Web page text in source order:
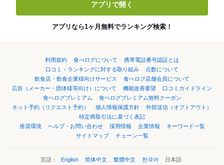
アプリで開く
アプリなら1ヶ月無料でランキング検索！
利用規約 食べログについて
携帯電話番号認証とは
口コミ・ランキングに対する取り組み
点数について
飲食店・飲食企業様向けサービス
食べログ店舗会員について
広告（メーカー・団体様等向け）について
機能改善要望
口コミガイドライン
食べログプレミアム
食べログプレミアム無料クーポン
ネット予約（リクエスト予約）
個人情報保護方針
外部送信（オプトアウト）
特定商取引法に基づく表記
推奨環境
ヘルプ・お問い合わせ 採用情報 企業情報
キーワード一覧
サイトマップ
チェーン一覧
言語： English 简体中文 繁體中文 한국어 日本語